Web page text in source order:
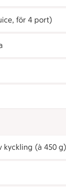
för 4 port)
kyckling (à 450 g)